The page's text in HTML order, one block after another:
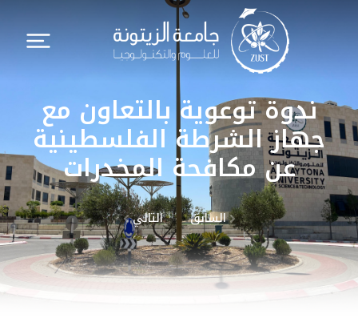
ندوة توعوية بالتعاون مع
جهاز الشرطة الفلسطينية
عن مكافحة المخدرات
السابق التالي